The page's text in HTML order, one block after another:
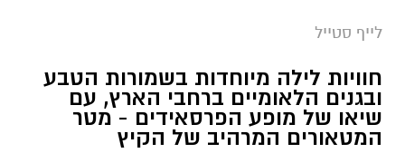
לייף סטייל
חוויות לילה מיוחדות בשמורות הטבע
ובגנים הלאומיים ברחבי הארץ, עם
שיאו של מופע הפרסאידים - מטר
המטאורים המרהיב של הקיץ